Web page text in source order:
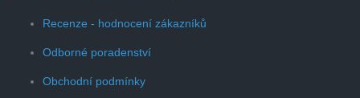
Recenze - hodnocení zákazníků
Odborné poradenství
Obchodní podmínky